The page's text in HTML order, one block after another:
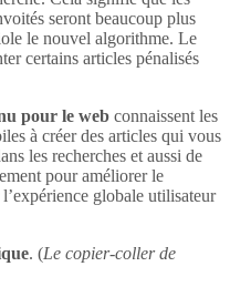
seront beaucoup plus
le nouvel algorithme. Le
certains articles pénalisés
pour le web connaissent les
à créer des articles qui vous
les recherches et aussi de
pour améliorer le
globale utilisateur
. (Le copier-coller de